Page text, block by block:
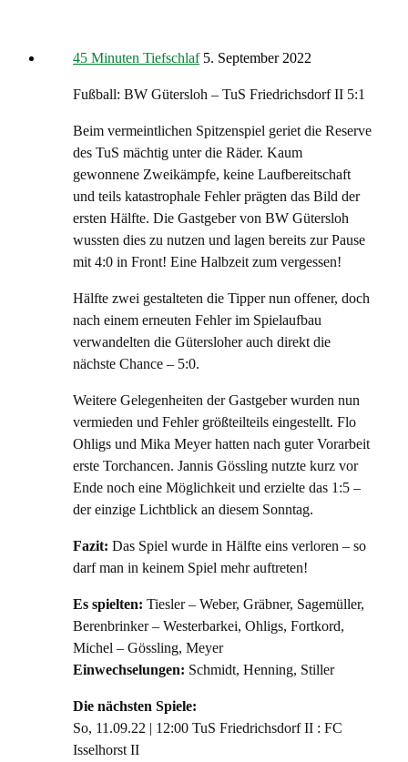
45 Minuten Tiefschlaf5. September 2022
Fußball: BW Gütersloh – TuS Friedrichsdorf II 5:1
Beim vermeintlichen Spitzenspiel geriet die Reserve
des TuS mächtig unter die Räder. Kaum
gewonnene Zweikämpfe, keine Laufbereitschaft
und teils katastrophale Fehler prägten das Bild der
ersten Hälfte. Die Gastgeber von BW Gütersloh
wussten dies zu nutzen und lagen bereits zur Pause
mit 4:0 in Front! Eine Halbzeit zum vergessen!
Hälfte zwei gestalteten die Tipper nun offener, doch
nach einem erneuten Fehler im Spielaufbau
verwandelten die Gütersloher auch direkt die
nächste Chance – 5:0.
Weitere Gelegenheiten der Gastgeber wurden nun
vermieden und Fehler größteilteils eingestellt. Flo
Ohligs und Mika Meyer hatten nach guter Vorarbeit
erste Torchancen. Jannis Gössling nutzte kurz vor
Ende noch eine Möglichkeit und erzielte das 1:5 –
der einzige Lichtblick an diesem Sonntag.
Fazit: Das Spiel wurde in Hälfte eins verloren – so
darf man in keinem Spiel mehr auftreten!
Es spielten: Tiesler – Weber, Gräbner, Sagemüller,
Berenbrinker – Westerbarkei, Ohligs, Fortkord,
Michel – Gössling, Meyer
Einwechselungen: Schmidt, Henning, Stiller
Die nächsten Spiele:
So, 11.09.22 | 12:00 TuS Friedrichsdorf II : FC
Isselhorst II